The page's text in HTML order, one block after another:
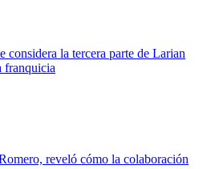
considera la tercera parte de Larian
franquicia
reveló cómo la colaboración